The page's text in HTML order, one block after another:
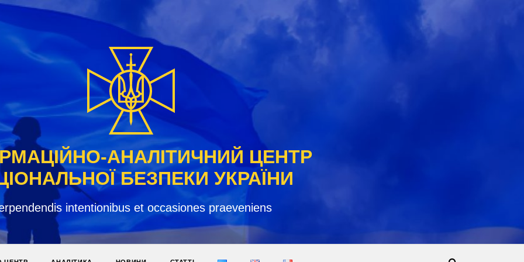
АНАЛІТИЧНИЙ ЦЕНТР
БЕЗПЕКИ УКРАЇНИ
intentionibus et occasiones praeveniens